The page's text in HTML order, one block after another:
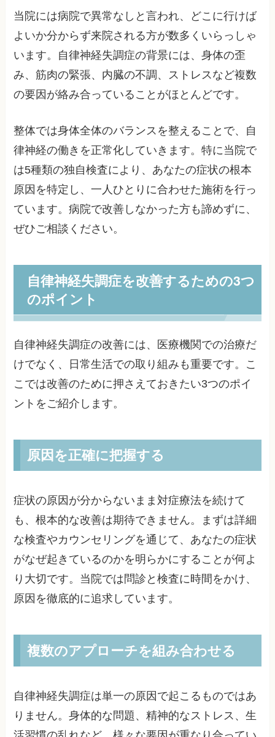
当院には病院で異常なしと言われ、どこに行けば
よいか分からず来院される方が数多くいらっしゃ
います。自律神経失調症の背景には、身体の歪
み、筋肉の緊張、内臓の不調、ストレスなど複数
の要因が絡み合っていることがほとんどです。
整体では身体全体のバランスを整えることで、自
律神経の働きを正常化していきます。特に当院で
は5種類の独自検査により、あなたの症状の根本
原因を特定し、一人ひとりに合わせた施術を行っ
ています。病院で改善しなかった方も諦めずに、
ぜひご相談ください。
自律神経失調症を改善するための3つ
のポイント
自律神経失調症の改善には、医療機関での治療だ
けでなく、日常生活での取り組みも重要です。こ
こでは改善のために押さえておきたい3つのポイ
ントをご紹介します。
原因を正確に把握する
症状の原因が分からないまま対症療法を続けて
も、根本的な改善は期待できません。まずは詳細
な検査やカウンセリングを通じて、あなたの症状
がなぜ起きているのかを明らかにすることが何よ
り大切です。当院では問診と検査に時間をかけ、
原因を徹底的に追求しています。
複数のアプローチを組み合わせる
自律神経失調症は単一の原因で起こるものではあ
りません。身体的な問題、精神的なストレス、生